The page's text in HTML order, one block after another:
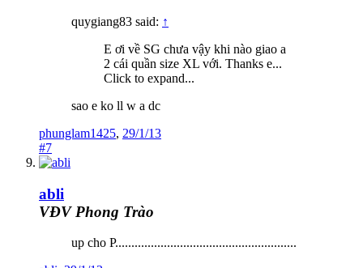
quygiang83 said: ↑
E ơi về SG chưa vậy khi nào giao a
2 cái quần size XL với. Thanks e...
Click to expand...
sao e ko ll w a dc
phunglam1425, 29/1/13
#7
abli
VĐV Phong Trào
up cho P........................................................